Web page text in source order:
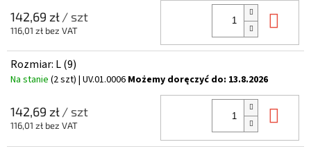
142,69 zł/ szt
116,01 zł bez VAT
Rozmiar: L (9)
Na stanie (2 szt) | UV.01.0006 Możemy doręczyć do: 13.8.2026
142,69 zł/ szt
116,01 zł bez VAT